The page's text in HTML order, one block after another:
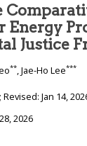
Energy
Justice
**, Jae-Ho Lee***
; Revised: Jan 14,
2026